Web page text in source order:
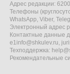
Адрес редакции:
Телефоны
WhatsApp, Viber,
Электронный адрес
Контактные данные
e1info@shkulev.ru,
Техподдержка:
Рекомендательные